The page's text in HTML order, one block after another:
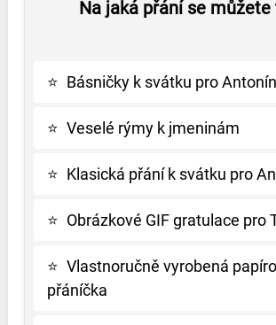
Na jaká přání se můžete
⭐ Básničky k svátku pro
⭐ Veselé rýmy k jmeninám
⭐ Klasická přání k svátku pro
⭐ Obrázkové GIF gratulace pro
⭐ Vlastnoručně vyrobená
přáníčka